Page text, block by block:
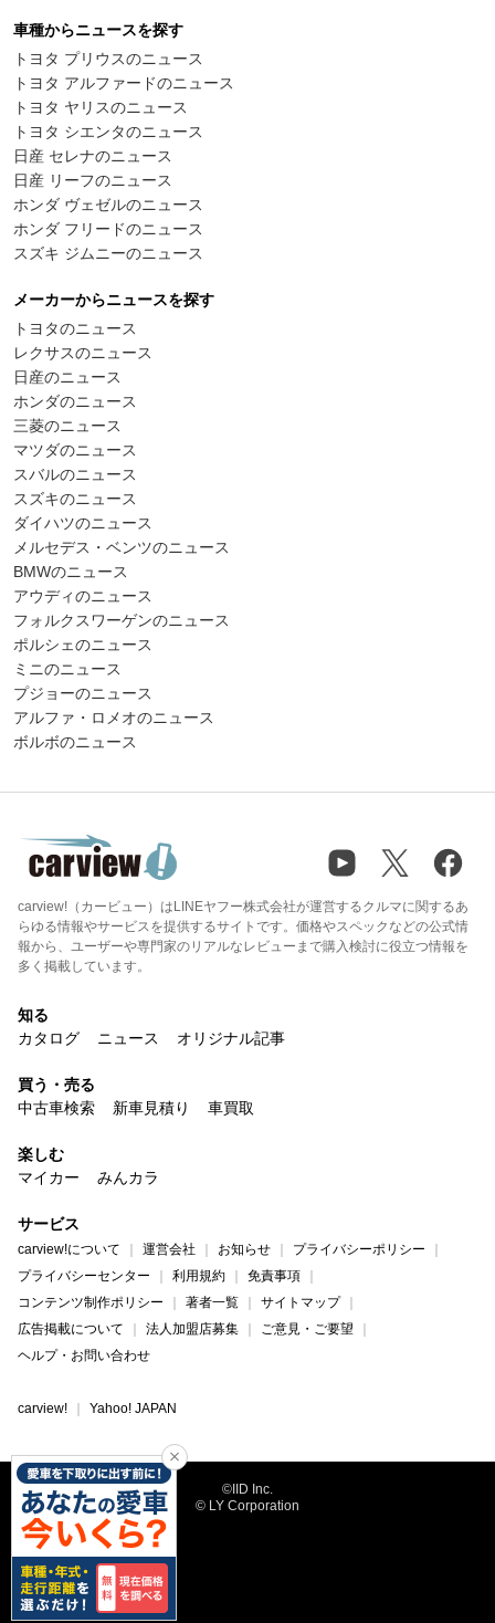
車種からニュースを探す
トヨタ プリウスのニュース
トヨタ アルファードのニュース
トヨタ ヤリスのニュース
トヨタ シエンタのニュース
日産 セレナのニュース
日産 リーフのニュース
ホンダ ヴェゼルのニュース
ホンダ フリードのニュース
スズキ ジムニーのニュース
メーカーからニュースを探す
トヨタのニュース
レクサスのニュース
日産のニュース
ホンダのニュース
三菱のニュース
マツダのニュース
スバルのニュース
スズキのニュース
ダイハツのニュース
メルセデス・ベンツのニュース
BMWのニュース
アウディのニュース
フォルクスワーゲンのニュース
ポルシェのニュース
ミニのニュース
プジョーのニュース
アルファ・ロメオのニュース
ボルボのニュース
carview!（カービュー）はLINEヤフー株式会社が運営するクルマに関するあ
らゆる情報やサービスを提供するサイトです。価格やスペックなどの公式情
報から、ユーザーや専門家のリアルなレビューまで購入検討に役立つ情報を
多く掲載しています。
知る
カタログ
ニュース オリジナル記事
買う・売る
中古車検索
新車見積り 車買取
楽しむ
マイカー
みんカラ
サービス
carview!について 運営会社 お知らせ
プライバシーポリシー
プライバシーセンター
利用規約
免責事項
コンテンツ制作ポリシー
著者一覧
サイトマップ
広告掲載について
法人加盟店募集
ご意見・ご要望
ヘルプ・お問い合わせ
carview! Yahoo! JAPAN
©IID Inc.
© LY Corporation